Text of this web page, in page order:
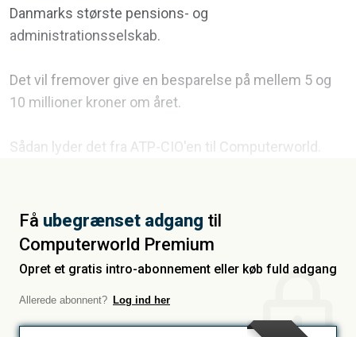
Danmarks største pensions- og
administrationsselskab.
Det vil fremover give en besparelse på mellem 5 og
10 millioner kroner om året.
Sådan lyder det fra ATP-CIO'en til Computerworld.
Få ubegrænset adgang til
Computerworld Premium
Opret et gratis intro-abonnement eller køb fuld adgang
Allerede abonnent? Log ind her